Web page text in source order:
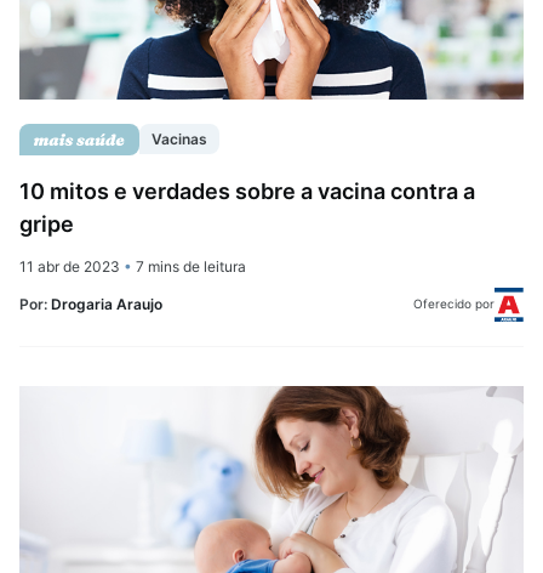
Vacinas
10 mitos e verdades sobre a vacina contra a
gripe
11 abr de 2023 • 7 mins de leitura
Por: Drogaria Araujo Oferecido por